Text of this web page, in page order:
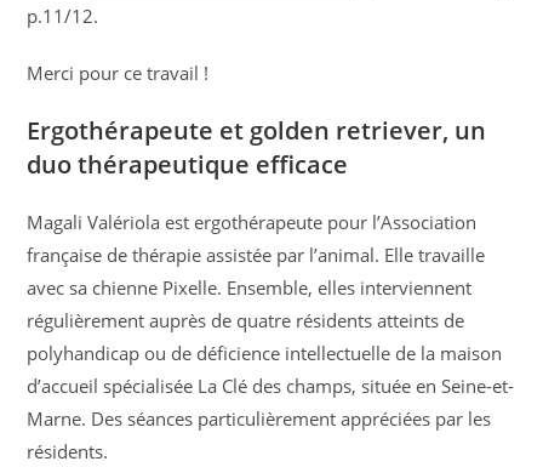
p.11/12.
Merci pour ce travail !
Ergothérapeute et golden retriever, un
duo thérapeutique efficace
Magali Valériola est ergothérapeute pour l’Association
française de thérapie assistée par l’animal. Elle travaille
avec sa chienne Pixelle. Ensemble, elles interviennent
régulièrement auprès de quatre résidents atteints de
polyhandicap ou de déficience intellectuelle de la maison
d’accueil spécialisée La Clé des champs, située en Seine-et-
Marne. Des séances particulièrement appréciées par les
résidents.